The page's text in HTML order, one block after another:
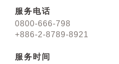
服务电话
0800-666-798
+886-2-8789-8921
服务时间